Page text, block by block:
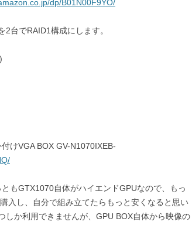
dp/B01N00F9YO/
台でRAID1構成にします。
けVGA BOX GV-N1070IXEB-
GTX1070自体がハイエンドGPUなので、もっ
入し、自分で組み立てたらもっと安くなると思い
か利用できませんが、GPU BOX自体から映像の